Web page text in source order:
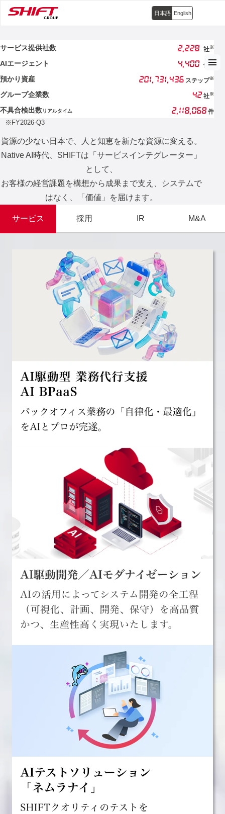
日本語 English
サービス提供社数 2,228 社※
AIエージェント 4,400 体※
預かり資産 201,731,436 ステップ※
グループ企業数 42 社※
不具合検出数リアルタイム 2,118,068 件
※FY2026-Q3
資源の少ない日本で、人と知恵を新たな資源に変える。
Native AI時代、SHIFTは「サービスインテグレーター」
として、
お客様の経営課題を構想から成果まで支え、システムで
はなく、「価値」を届けます。
サービス 採用 IR M&A